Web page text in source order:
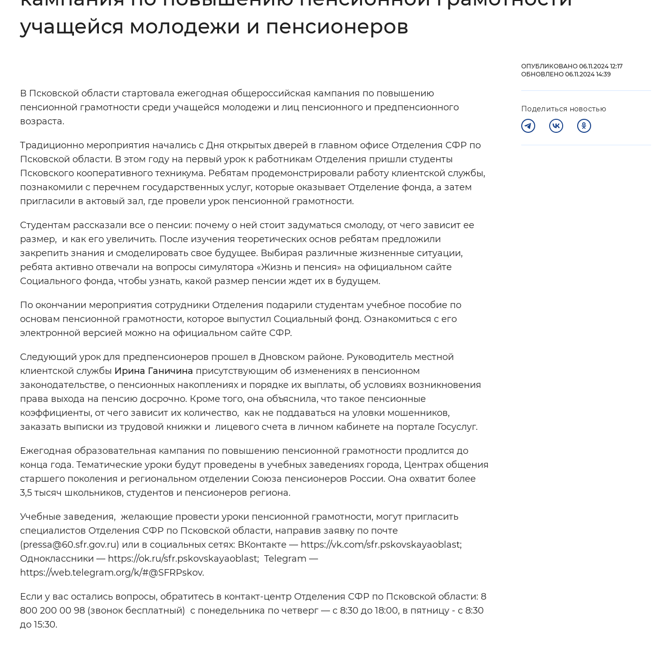
Звуковой ассистент Воспроизвести Остановить Повторить
Вернуть стандартные настройки
учащейся молодежи и пенсионеров
В Псковской области стартовала ежегодная общероссийская кампания по повышению
пенсионной грамотности среди учащейся молодежи и лиц пенсионного и предпенсионного
возраста.
Традиционно мероприятия начались с Дня открытых дверей в главном офисе Отделения СФР по
Псковской области. В этом году на первый урок к работникам Отделения пришли студенты
Псковского кооперативного техникума. Ребятам продемонстрировали работу клиентской службы,
познакомили с перечнем государственных услуг, которые оказывает Отделение фонда, а затем
пригласили в актовый зал, где провели урок пенсионной грамотности.
Студентам рассказали все о пенсии: почему о ней стоит задуматься смолоду, от чего зависит ее
размер, и как его увеличить. После изучения теоретических основ ребятам предложили
закрепить знания и смоделировать свое будущее. Выбирая различные жизненные ситуации,
ребята активно отвечали на вопросы симулятора «Жизнь и пенсия» на официальном сайте
Социального фонда, чтобы узнать, какой размер пенсии ждет их в будущем.
По окончании мероприятия сотрудники Отделения подарили студентам учебное пособие по
основам пенсионной грамотности, которое выпустил Социальный фонд. Ознакомиться с его
электронной версией можно на официальном сайте СФР.
Следующий урок для предпенсионеров прошел в Дновском районе. Руководитель местной
клиентской службы Ирина Ганичина присутствующим об изменениях в пенсионном
законодательстве, о пенсионных накоплениях и порядке их выплаты, об условиях возникновения
права выхода на пенсию досрочно. Кроме того, она объяснила, что такое пенсионные
коэффициенты, от чего зависит их количество, как не поддаваться на уловки мошенников,
заказать выписки из трудовой книжки и лицевого счета в личном кабинете на портале Госуслуг.
Ежегодная образовательная кампания по повышению пенсионной грамотности продлится до
конца года. Тематические уроки будут проведены в учебных заведениях города, Центрах общения
старшего поколения и региональном отделении Союза пенсионеров России. Она охватит более
3,5 тысяч школьников, студентов и пенсионеров региона.
Учебные заведения, желающие провести уроки пенсионной грамотности, могут пригласить
специалистов Отделения СФР по Псковской области, направив заявку по почте
(pressa@60.sfr.gov.ru) или в социальных сетях: ВКонтакте — https://vk.com/sfr.pskovskayaoblast;
Одноклассники — https://ok.ru/sfr.pskovskayaoblast; Telegram —
https://web.telegram.org/k/#@SFRPskov.
Если у вас остались вопросы, обратитесь в контакт-центр Отделения СФР по Псковской области: 8
800 200 00 98 (звонок бесплатный) с понедельника по четверг — с 8:30 до 18:00, в пятницу - с 8:30
до 15:30.
ОПУБЛИКОВАНО 06.11.2024 12:17
ОБНОВЛЕНО 06.11.2024 14:39
Поделиться новостью